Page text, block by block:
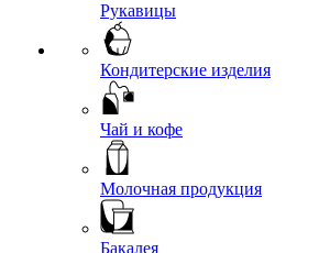
Рукавицы
Кондитерские изделия
Чай и кофе
Молочная продукция
Бакалея